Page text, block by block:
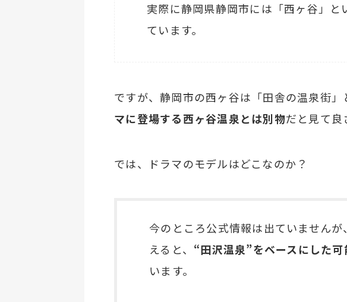
実際に静岡県静岡市には「西ヶ谷」と
ています。
ですが、静岡市の西ヶ谷は「田舎の温泉街」
マに登場する西ヶ谷温泉とは別物だと見て良
では、ドラマのモデルはどこなのか？
今のところ公式情報は出ていません
えると、 “田沢温泉”をベースにした可
います。